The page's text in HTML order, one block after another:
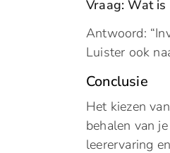
Vraag: Wat
Antwoord:
Luister ook
Conclusie
Het kiezen
behalen van
leerervaring